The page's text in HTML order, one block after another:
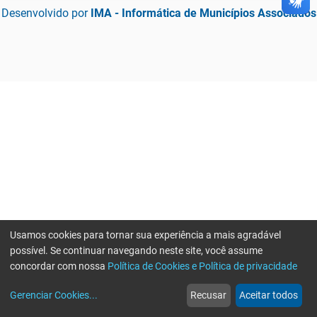
Desenvolvido por IMA - Informática de Municípios Associados
web
Notícias
more_horiz
Mais
Usamos cookies para tornar sua experiência a mais agradável
possível. Se continuar navegando neste site, você assume
concordar com nossa Política de Cookies e Política de privacidade
Gerenciar Cookies... Recusar Aceitar todos